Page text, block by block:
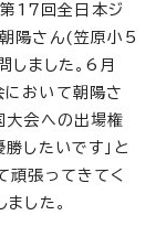
17回全日本ジ
朝陽さん(笠原小5
ました。6月
おいて朝陽さ
大会への出場権
したいです」と
頑張ってきてく
した。